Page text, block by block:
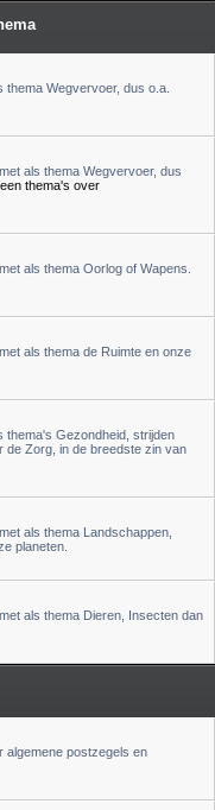
Wegvervoer, dus o.a.
als thema Wegvervoer, dus
thema's over
als thema Oorlog of Wapens.
als thema de Ruimte en onze
thema's Gezondheid, strijden
de Zorg, in de breedste zin van
als thema Landschappen,
planeten.
als thema Dieren, Insecten dan
algemene postzegels en